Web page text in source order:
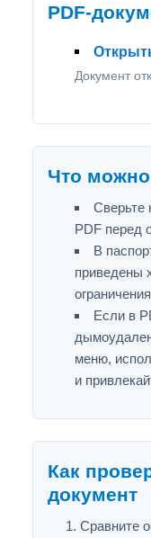
PDF-
Документ
Что можно
Сверьте
PDF перед
В
приведены
Если в
меню,
и
Как
документ
Сравните